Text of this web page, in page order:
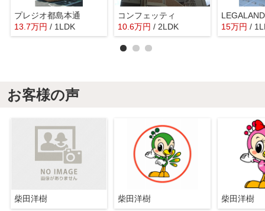
プレジオ都島本通
13.7万円 / 1LDK
コンフェッティ
10.6万円 / 2LDK 15万円 /
お客様の声
柴田洋樹 柴田洋樹 柴田洋樹